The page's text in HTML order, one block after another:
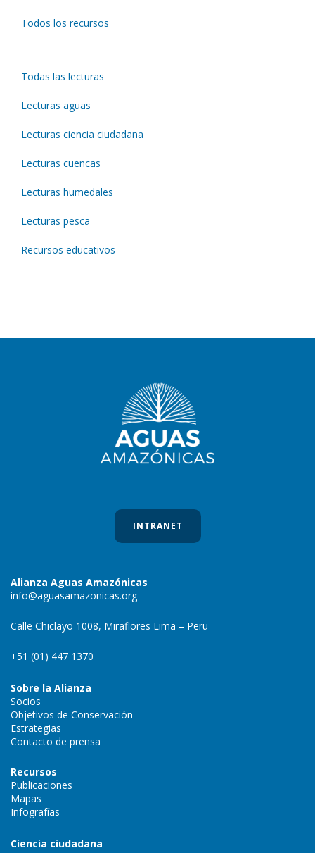
Todos los recursos
Todas las lecturas
Lecturas aguas
Lecturas ciencia ciudadana
Lecturas cuencas
Lecturas humedales
Lecturas pesca
Recursos educativos
INTRANET
Alianza Aguas Amazónicas
info@aguasamazonicas.org
Calle Chiclayo 1008, Miraflores Lima – Peru
+51 (01) 447 1370
Sobre la Alianza
Socios
Objetivos de Conservación
Estrategias
Contacto de prensa
Recursos
Publicaciones
Mapas
Infografías
Ciencia ciudadana